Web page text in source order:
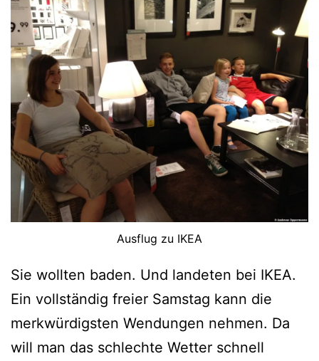
Ausflug zu IKEA
Sie wollten baden. Und landeten bei IKEA.
Ein vollständig freier Samstag kann die
merkwürdigsten Wendungen nehmen. Da
will man das schlechte Wetter schnell